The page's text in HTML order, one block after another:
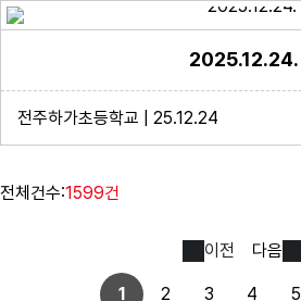
2025.12.24.
전주하가초등학교 | 25.12.24
전체건수:1599건
이전
1 2 3 4 5
다음